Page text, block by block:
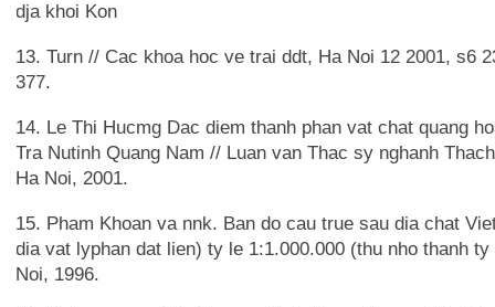
dja khoi Kon
13. Turn // Cac khoa hoc ve trai ddt, Ha Noi 12 2001, s6
377.
14. Le Thi Hucmg Dac diem thanh phan vat chat quang
Tra Nutinh Quang Nam // Luan van Thac sy nghanh
Ha Noi, 2001.
15. Pham Khoan va nnk. Ban do cau true sau dia chat
dia vat lyphan dat lien) ty le 1:1.000.000 (thu nho thanh
Noi, 1996.